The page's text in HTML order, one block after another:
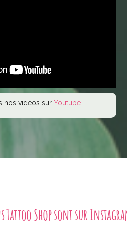
nos vidéos sur Youtube.
Tattoo Shop sont sur